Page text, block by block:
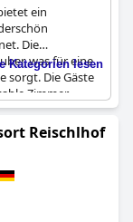
ein
Die
was für eine
sorgt. Die Gäste
Zimmer
Der
mit
Wellness-
Umgebung
Darüber hinaus
einladenden
können.
Kategorien lesen
Reischlhof